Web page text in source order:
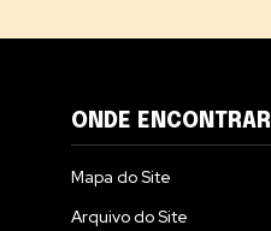
ONDE ENCONTRAR
Mapa do Site
Arquivo do Site